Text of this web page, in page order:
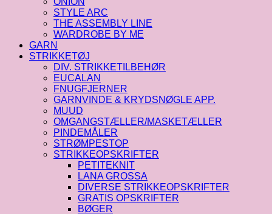
STYLE ARC
THE ASSEMBLY LINE
WARDROBE BY ME
GARN
STRIKKETØJ
DIV. STRIKKETILBEHØR
EUCALAN
FNUGFJERNER
GARNVINDE & KRYDSNØGLE APP.
MUUD
OMGANGSTÆLLER/MASKETÆLLER
PINDEMÅLER
STRØMPESTOP
STRIKKEOPSKRIFTER
PETITEKNIT
LANA GROSSA
DIVERSE STRIKKEOPSKRIFTER
GRATIS OPSKRIFTER
BØGER